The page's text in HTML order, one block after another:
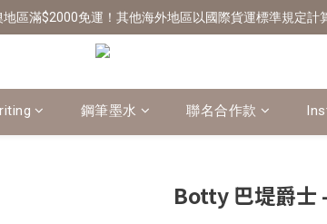
區滿$2000免運！其他海外地區以國際貨運標準規定計
鋼筆墨水 聯名合作款
Botty 巴堤爵士